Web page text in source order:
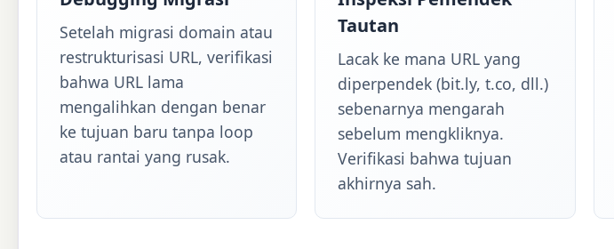
Setelah migrasi domain atau
restrukturisasi URL, verifikasi
bahwa URL lama
mengalihkan dengan benar
ke tujuan baru tanpa loop
atau rantai yang rusak.
Tautan
Lacak ke mana URL yang
diperpendek (bit.ly, t.co, dll.)
sebenarnya mengarah
sebelum mengkliknya.
Verifikasi bahwa tujuan
akhirnya sah.